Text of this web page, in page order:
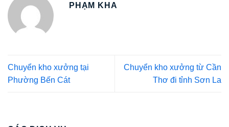
PHẠM KHA
Chuyển kho xưởng tại
Phường Bến Cát
Chuyển kho xưởng từ Cần
Thơ đi tỉnh Sơn La